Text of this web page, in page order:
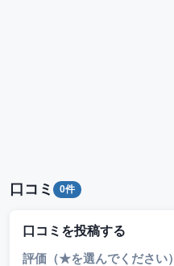
口コミ 0件
口コミを投稿する
評価（★を選んでください）